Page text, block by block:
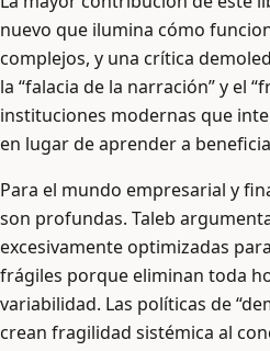
nuevo que ilumina cómo
complejos, y una crítica
la “falacia de la narración” y el
instituciones modernas que
en lugar de aprender a
Para el mundo empresarial y
son profundas. Taleb
excesivamente optimizadas
frágiles porque eliminan toda
variabilidad. Las políticas de
crean fragilidad sistémica al